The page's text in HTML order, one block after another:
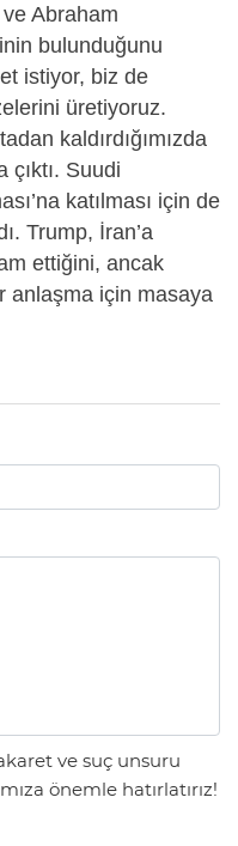
Abraham
bulunduğunu
istiyor, biz de
üretiyoruz.
kaldırdığımızda
çıktı. Suudi
katılması için de
Trump, İran’a
ettiğini, ancak
anlaşma için masaya
ve suç unsuru
önemle hatırlatırız!